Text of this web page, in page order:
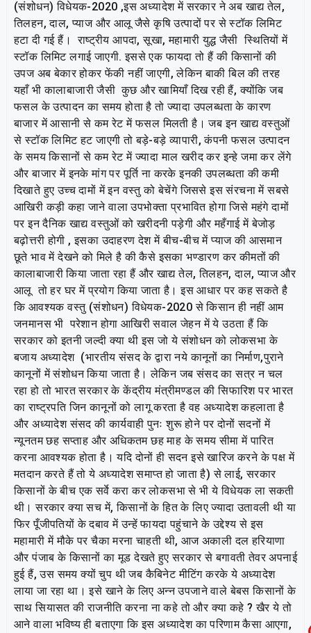
(संशोधन) विधेयक-2020 ,इस अध्यादेश में सरकार ने अब खाद्य तेल,
तिलहन, दाल, प्याज और आलू जैसे कृषि उत्पादों पर से स्टॉक लिमिट
हटा दी गई हैं। राष्ट्रीय आपदा, सूखा, महामारी युद्ध जैसी स्थितियों में
स्टॉक लिमिट लगाई जाएगी. इससे एक फायदा तो हैं की किसानों की
उपज अब बेकार होकर फेंकी नहीं जाएगी, लेकिन बाकी बिल की तरह
यहाँ भी कालाबाजारी जैसी कुछ और खामियाँ दिख रही हैं, क्योंकि जब
फसल के उत्पादन का समय होता है तो ज्यादा उपलब्धता के कारण
बाजार में आसानी से कम रेट में फसल मिलती है। जब इन खाद्य वस्तुओं
से स्टॉक लिमिट हट जाएगी तो बड़े-बड़े व्यापारी, कंपनी फसल उत्पादन
के समय किसानों से कम रेट में ज्यादा माल खरीद कर इन्हे जमा कर लेंगे
और बाजार में इनके मांग पर पूर्ति ना करके इनकी उपलब्धता की कमी
दिखाते हुए उच्च दामों में इन वस्तु को बेचेंगे जिससे इस संरचना में सबसे
आखिरी कड़ी कहा जाने वाला उपभोक्ता प्रभावित होगा जिसे महंगे दामों
पर इन दैनिक खाद्य वस्तुओं को खरीदनी पड़ेगी और महँगाई में बेजोड़
बढ़ोत्तरी होगी , इसका उदाहरण देश में बीच-बीच में प्याज की आसमान
छूते भाव में देखने को मिले है की कैसे इसका भण्डारण कर कीमतों की
कालाबाजारी किया जाता रहा हैं और खाद्य तेल, तिलहन, दाल, प्याज और
आलू तो हर घर में प्रयोग किया जाता है। इस आधार पर कह सकते है
कि आवश्यक वस्तु (संशोधन) विधेयक-2020 से किसान ही नहीं आम
जनमानस भी परेशान होगा आखिरी सवाल जेहन में ये उठता हैं कि
सरकार को इतनी जल्दी क्या थी इस जो ये संशोधन को लोकसभा के
बजाय अध्यादेश (भारतीय संसद के द्वारा नये कानूनों का निर्माण,पुराने
कानूनों में संशोधन किया जाता है। लेकिन जब संसद का सत्र न चल
रहा हो तो भारत सरकार के केंद्रीय मंत्रीमण्डल की सिफारिश पर भारत
का राष्ट्रपति जिन कानूनों को लागू करता है वह अध्यादेश कहलाता है
और अध्यादेश संसद की कार्यवाही पुनः शुरू होने पर दोनों सदनों में
न्यूनतम छह सप्ताह और अधिकतम छह माह के समय सीमा में पारित
करना आवश्यक होता है। यदि दोनों ही सदन इसे खारिज करने के पक्ष में
मतदान करते हैं तो ये अध्यादेश समाप्त हो जाता है) से लाई, सरकार
किसानों के बीच एक सर्वे करा कर लोकसभा से भी ये विधेयक ला सकती
थी। सरकार क्या सच में, किसानों के हित के लिए ज्यादा उतावली थी या
फिर पूँजीपतियों के दबाव में उन्हें फायदा पहुंचाने के उद्देश्य से इस
महामारी में मौके पर चैका मरना चाहती थी, आज अकाली दल हरियाणा
और पंजाब के किसानों का मूड देखते हुए सरकार से बगावती तेवर अपनाई
हुई हैं, उस समय क्यों चुप थी जब कैबिनेट मीटिंग करके ये अध्यादेश
लाया जा रहा था। इसे खाने के लिए अन्न उपजाने वाले बेबस किसानों के
साथ सियासत की राजनीति करना ना कहे तो और क्या कहे ? खैर ये तो
आने वाला भविष्य ही बताएगा कि इस अध्यादेश का परिणाम कैसा आएगा,